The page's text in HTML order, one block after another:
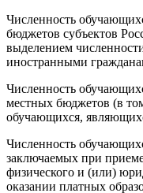
Численность
бюджетов субъектов
выделением
иностранными
Численность
местных бюджетов (в
обучающихся,
Численность
заключаемых при приеме
физического и (или)
оказании платных